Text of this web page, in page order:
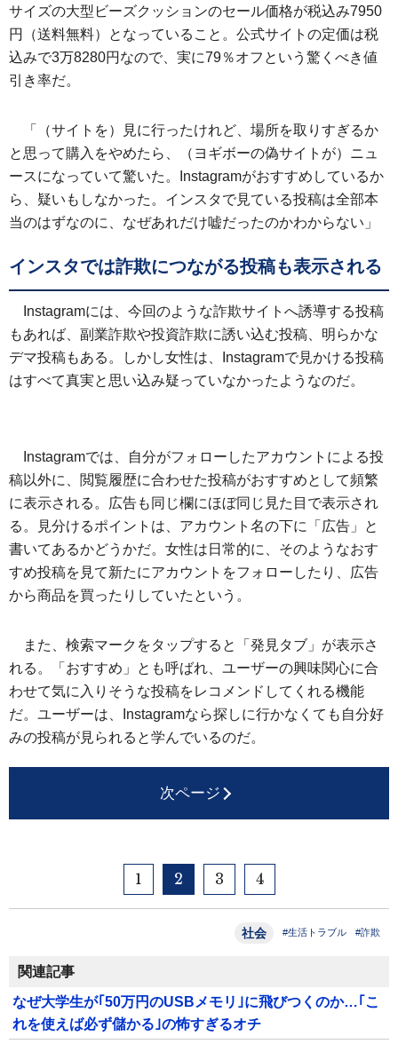
サイズの大型ビーズクッションのセール価格が税込み7950
円（送料無料）となっていること。公式サイトの定価は税
込みで3万8280円なので、実に79％オフという驚くべき値
引き率だ。
「（サイトを）見に行ったけれど、場所を取りすぎるか
と思って購入をやめたら、（ヨギボーの偽サイトが）ニュ
ースになっていて驚いた。Instagramがおすすめしているか
ら、疑いもしなかった。インスタで見ている投稿は全部本
当のはずなのに、なぜあれだけ嘘だったのかわからない」
インスタでは詐欺につながる投稿も表示される
Instagramには、今回のような詐欺サイトへ誘導する投稿
もあれば、副業詐欺や投資詐欺に誘い込む投稿、明らかな
デマ投稿もある。しかし女性は、Instagramで見かける投稿
はすべて真実と思い込み疑っていなかったようなのだ。
Instagramでは、自分がフォローしたアカウントによる投
稿以外に、閲覧履歴に合わせた投稿がおすすめとして頻繁
に表示される。広告も同じ欄にほぼ同じ見た目で表示され
る。見分けるポイントは、アカウント名の下に「広告」と
書いてあるかどうかだ。女性は日常的に、そのようなおす
すめ投稿を見て新たにアカウントをフォローしたり、広告
から商品を買ったりしていたという。
また、検索マークをタップすると「発見タブ」が表示さ
れる。「おすすめ」とも呼ばれ、ユーザーの興味関心に合
わせて気に入りそうな投稿をレコメンドしてくれる機能
だ。ユーザーは、Instagramなら探しに行かなくても自分好
みの投稿が見られると学んでいるのだ。
次ページ
1 2 3 4
社会 #生活トラブル #詐欺
関連記事
なぜ大学生が｢50万円のUSBメモリ｣に飛びつくのか…｢こ
れを使えば必ず儲かる｣の怖すぎるオチ